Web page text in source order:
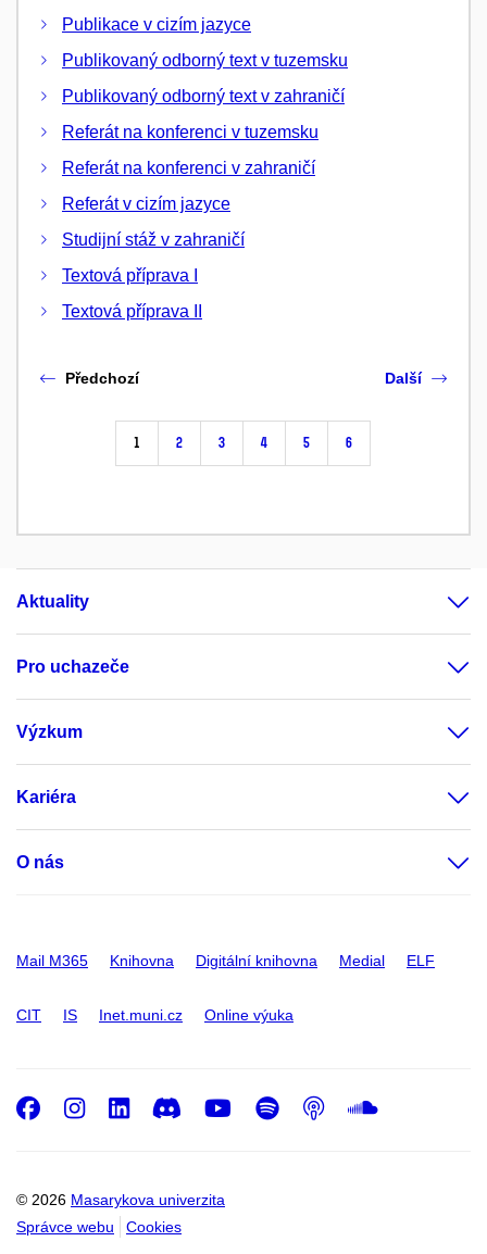
Publikace v cizím jazyce
Publikovaný odborný text v tuzemsku
Publikovaný odborný text v zahraničí
Referát na konferenci v tuzemsku
Referát na konferenci v zahraničí
Referát v cizím jazyce
Studijní stáž v zahraničí
Textová příprava I
Textová příprava II
Předchozí
1 2 3 4 5 6
Další
Aktuality
Pro uchazeče
Výzkum
Kariéra
O nás
Mail M365 Knihovna Digitální knihovna Medial ELF
CIT IS Inet.muni.cz Online výuka
© 2026 Masarykova univerzita
Správce webu
Cookies
Facebook
Instagram
LinkedIn
DiscordYoutube
Spotify
Podcast